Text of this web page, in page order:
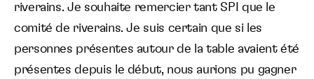
riverains. Je souhaite remercier tant SPI que le
comité de riverains. Je suis certain que si les
personnes présentes autour de la table avaient été
présentes depuis le début, nous aurions pu gagner